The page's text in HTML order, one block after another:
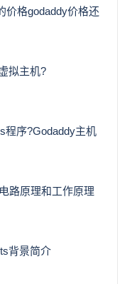
价格godaddy价格还
拟主机?
程序?Godaddy主机
路原理和工作原理
背景简介